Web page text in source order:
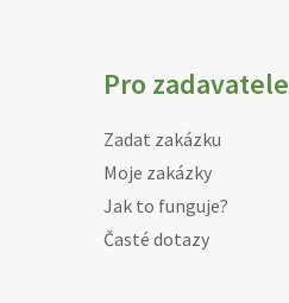
Pro zadavatele
Zadat zakázku
Moje zakázky
Jak to funguje?
Časté dotazy